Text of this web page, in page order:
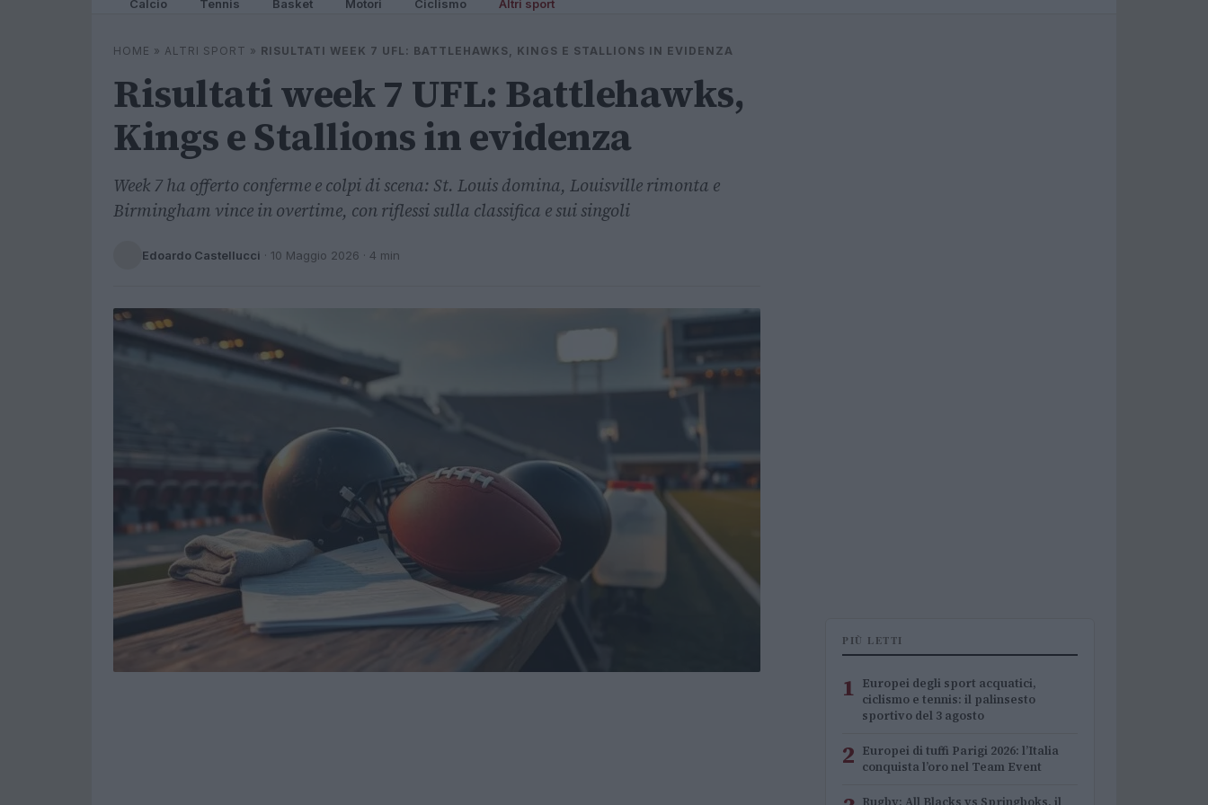
Calcio Tennis Basket Motori Ciclismo Altri sport
HOME » ALTRI SPORT » RISULTATI WEEK 7 UFL: BATTLEHAWKS, KINGS E STALLIONS IN EVIDENZA
Risultati week 7 UFL: Battlehawks,
Kings e Stallions in evidenza
Week 7 ha offerto conferme e colpi di scena: St. Louis domina, Louisville rimonta e
Birmingham vince in overtime, con riflessi sulla classifica e sui singoli
Edoardo Castellucci · 10 Maggio 2026 · 4 min
PIÙ LETTI
1 Europei degli sport acquatici,
ciclismo e tennis: il palinsesto
sportivo del 3 agosto
2 Europei di tuffi Parigi 2026: l’Italia
conquista l’oro nel Team Event
Rugby: All Blacks vs Springboks, il